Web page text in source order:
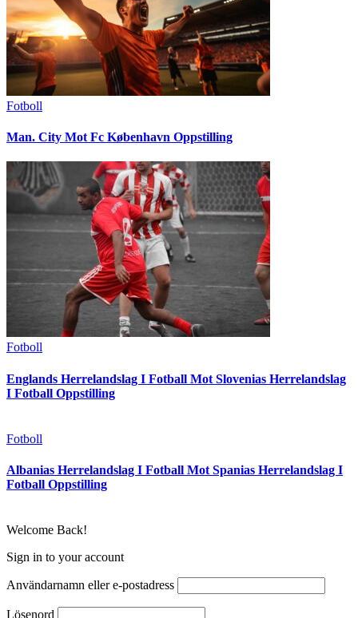
Fotboll
Man. City Mot Fc København Oppstilling
Fotboll
Englands Herrelandslag I Fotball Mot Slovenias Herrelandslag
I Fotball Oppstilling
Fotboll
Albanias Herrelandslag I Fotball Mot Spanias Herrelandslag I
Fotball Oppstilling
Welcome Back!
Sign in to your account
Användarnamn eller e-postadress
Lösenord